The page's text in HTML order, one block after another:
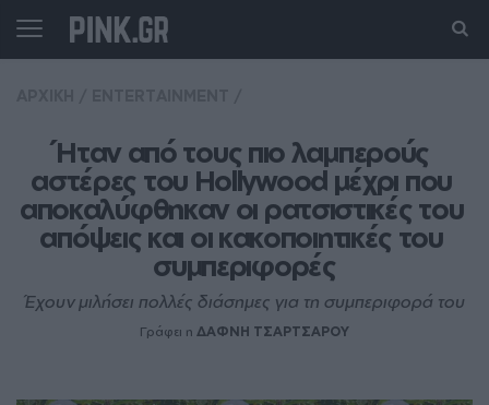
Ήταν από τους πιο λαμπερούς
αστέρες του Hollywood μέχρι που
αποκαλύφθηκαν οι ρατσιστικές του
απόψεις και οι κακοποιητικές του
συμπεριφορές
Έχουν μιλήσει πολλές διάσημες για τη συμπεριφορά του
Γράφει η ΔΑΦΝΗ ΤΣΑΡΤΣΑΡΟΥ